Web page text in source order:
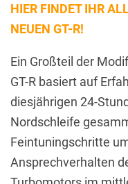
HIER FINDET IHR
NEUEN GT-R!
Ein Großteil der
GT-R basiert auf
diesjährigen 24-
Nordschleife
Feintuningschritte
Ansprechverhalten